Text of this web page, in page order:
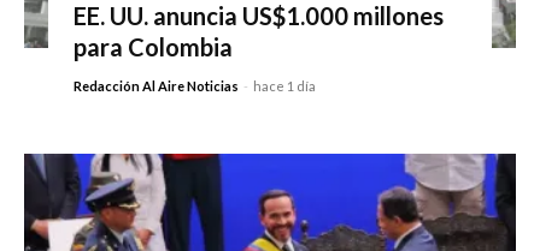
EE. UU. anuncia US$1.000 millones
para Colombia
Redacción Al Aire Noticias - hace 1 día